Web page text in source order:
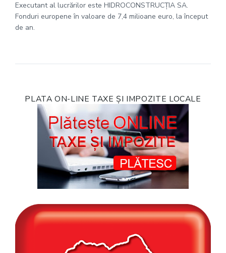
Executant al lucrărilor este HIDROCONSTRUCȚIA SA.
Fonduri europene în valoare de 7,4 milioane euro, la început
de an.
PLATA ON-LINE TAXE ȘI IMPOZITE LOCALE